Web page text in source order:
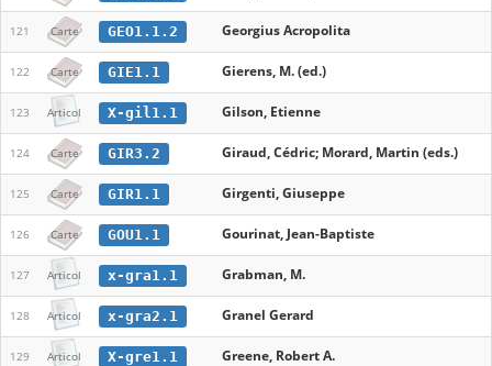
121 Carte GEO1.1.2 Georgius Acropolita
122 Carte GIE1.1 Gierens, M. (ed.)
123 Articol X-gil1.1 Gilson, Etienne
124 Carte GIR3.2 Giraud, Cédric; Morard, Martin (eds.)
125 Carte GIR1.1 Girgenti, Giuseppe
126 Carte GOU1.1 Gourinat, Jean-Baptiste
127 Articol x-gra1.1 Grabman, M.
128 Articol x-gra2.1 Granel Gerard
129 Articol X-gre1.1 Greene, Robert A.